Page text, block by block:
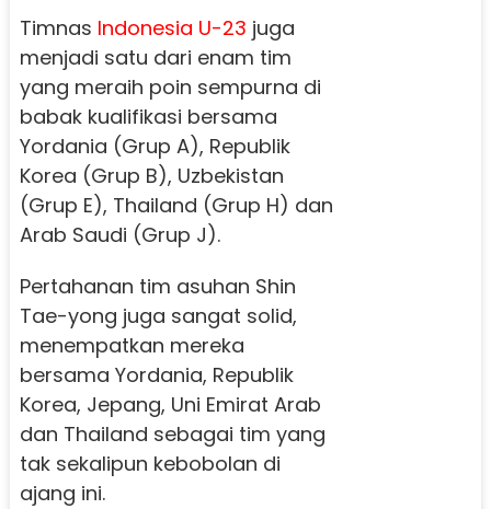
Timnas Indonesia U-23 juga
menjadi satu dari enam tim
yang meraih poin sempurna di
babak kualifikasi bersama
Yordania (Grup A), Republik
Korea (Grup B), Uzbekistan
(Grup E), Thailand (Grup H) dan
Arab Saudi (Grup J).
Pertahanan tim asuhan Shin
Tae-yong juga sangat solid,
menempatkan mereka
bersama Yordania, Republik
Korea, Jepang, Uni Emirat Arab
dan Thailand sebagai tim yang
tak sekalipun kebobolan di
ajang ini.